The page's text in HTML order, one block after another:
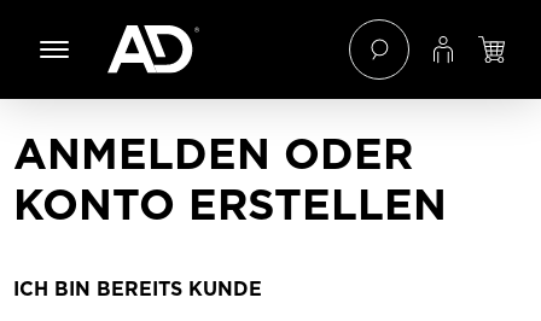
Hauptinhalt springen
Zur Navigation der B2B-Plattform springen
ANMELDEN ODER
KONTO ERSTELLEN
ICH BIN BEREITS KUNDE